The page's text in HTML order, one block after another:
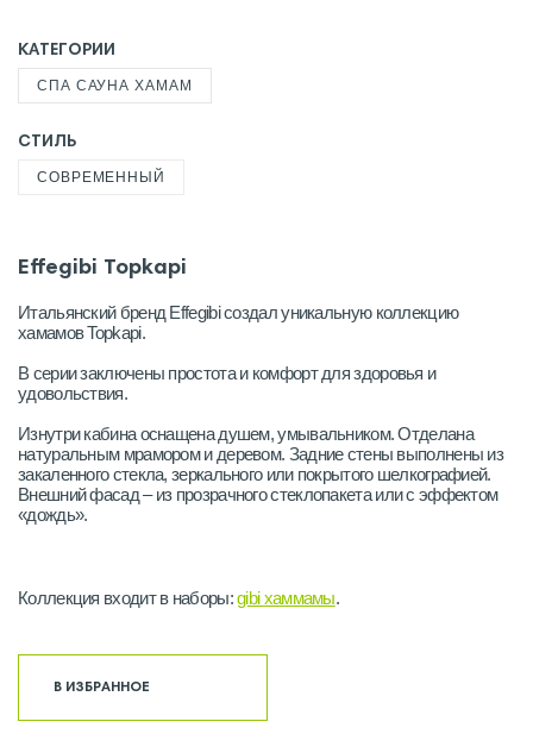
КАТЕГОРИИ
СПА САУНА ХАМАМ
СТИЛЬ
СОВРЕМЕННЫЙ
Effegibi Topkapi
Итальянский бренд Effegibi создал уникальную коллекцию
хамамов Topkapi.
В серии заключены простота и комфорт для здоровья и
удовольствия.
Изнутри кабина оснащена душем, умывальником. Отделана
натуральным мрамором и деревом. Задние стены выполнены из
закаленного стекла, зеркального или покрытого шелкографией.
Внешний фасад – из прозрачного стеклопакета или с эффектом
«дождь».
Коллекция входит в наборы:gibi хаммамы.
В ИЗБРАННОЕ